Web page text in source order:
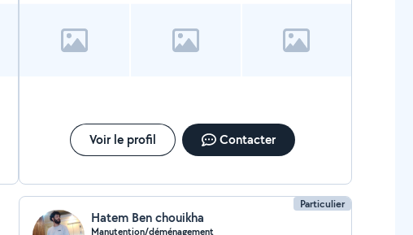
Voir le profil Contacter
Particulier
Hatem Ben chouikha
Manutention/déménagement